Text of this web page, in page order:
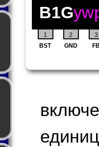
1 2 3
BST GND
B1G